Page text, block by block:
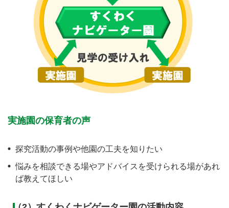
実施園の保育者の声
探究活動の事例や他園の工夫を知りたい
悩みを相談できる場やアドバイスを受けられる場があれ
ば教えてほしい